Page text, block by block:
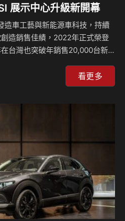
展示中心升級新開幕
造車工藝與新能源車科技，持續
造銷售佳績，2022年正式榮登
台灣也突破年銷售20,000台新
售後通路的營運強化，於第三季
體驗升級」計畫，並以近日完修
售服務流程，強化銷售業代與售
帶給每一位車主截然不同的
南陽實業將逐步改善全國現有
蓋對各縣市消…
看更多